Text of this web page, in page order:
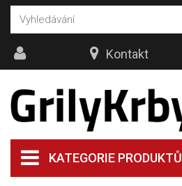
KATEGORIE PRODUKTŮ
Kontakt